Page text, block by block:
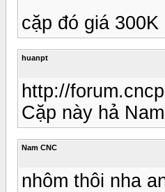
cặp đó giá
huanpt
http://
Cặp này hả
Nam CNC
nhôm thôi nha